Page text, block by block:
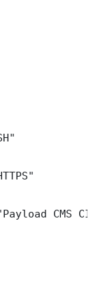
CMS